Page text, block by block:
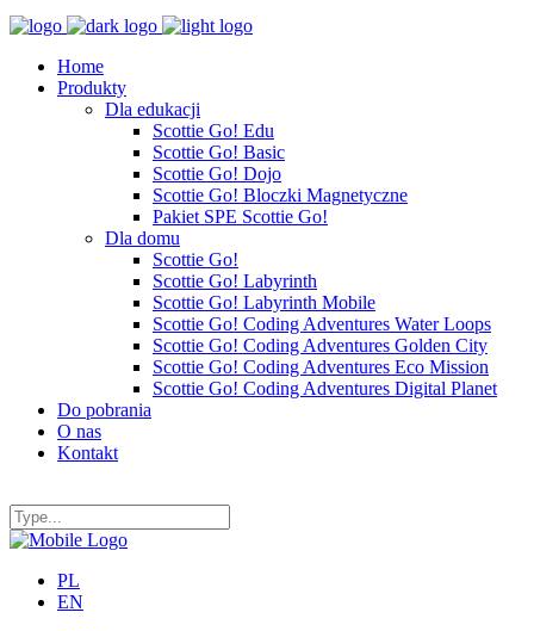
Home
Produkty
Dla edukacji
Scottie Go! Edu
Scottie Go! Basic
Scottie Go! Dojo
Scottie Go! Bloczki Magnetyczne
Pakiet SPE Scottie Go!
Dla domu
Scottie Go!
Scottie Go! Labyrinth
Scottie Go! Labyrinth Mobile
Scottie Go! Coding Adventures Water Loops
Scottie Go! Coding Adventures Golden City
Scottie Go! Coding Adventures Eco Mission
Scottie Go! Coding Adventures Digital Planet
Do pobrania
O nas
Kontakt
PL
EN